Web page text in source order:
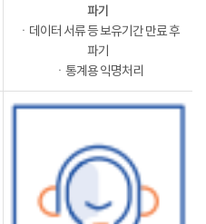
파기
ㆍ데이터 서류 등 보유기간 만료 후
파기
ㆍ통계용 익명처리